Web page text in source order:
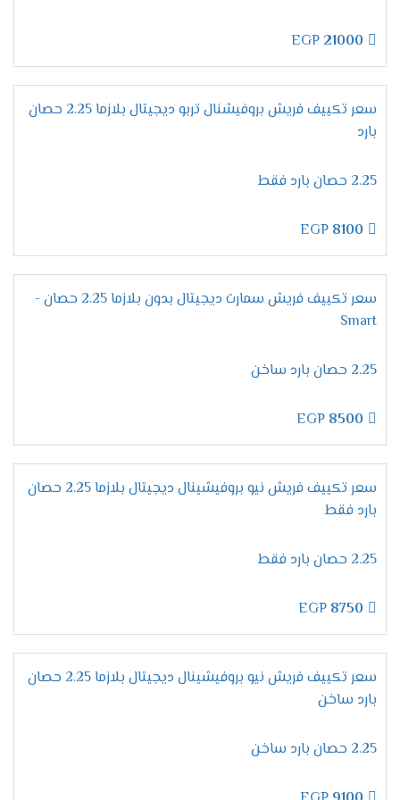
لأننا نهتم بكل الاجزاء الموجودة به كما أننا بنوفر لكم
من تميزها وتجعلها تعمل بكفاءة عالية على تنظيف
الهواء من أى اتربه واستنشاق هواء صحى .
استخدام فريون
على مميزات كثيرة وفى نفس الوقت تتعرض الى
فريون رديئة ولكن الان مع تكييف فريش هتحصل
يعرف بصديق البيئة وأيضا لا يسبب اى أضرار على
صحة المستهلك .
مميزات تكييف فريش بروفيشنال
تربو "ديجيتال بالبلازما 2024 ".
التميز بخاصية التشخيص
التطوير فى إمكانيات الجهاز من أهم المواصفات التى
وفرنا لكم الان فى فريش خاصية التشخيص الذاتى
التى نستخدمها لكى تظهر لنا جميع الاعطال التى
تحدث فى الجهاز ونستطيع من خلالها حل أى مشكله
الانفراد بخاصية وضع النوم
الجهاز الافضل فى الاسواق ولتلك السبب وفرنا لكم
الان فى خاصية التشغيل الاقتصادى أثناء النوم نقوم
بضبط الجهاز على درجة التبريد المطلوبة وعند الوصول
للمستوى المطلوب والمناسب لجسم الانسان خلال
النوم يقوم الجهاز بالتوقف اوتوماتيكيا دون ان يحتاج
الاستمتاع بالتنظيف
21000
سعر تكييف فريش بروفيشنال تربو ديجيتال بلازما 2.25 حصان
بارد
2.25 حصان بارد فقط
8100
سعر تكييف فريش سمارت ديجيتال بدون بلازما 2.25 حصان -
Smart
2.25 حصان بارد ساخن
8500
سعر تكييف فريش نيو بروفيشينال ديجيتال بلازما 2.25 حصان
بارد فقط
2.25 حصان بارد فقط
8750
سعر تكييف فريش نيو بروفيشينال ديجيتال بلازما 2.25 حصان
بارد ساخن
2.25 حصان بارد ساخن